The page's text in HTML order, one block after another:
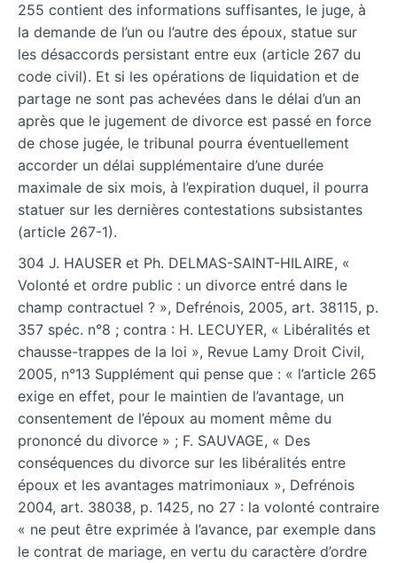
255 contient des informations suffisantes, le juge, à
la demande de l’un ou l’autre des époux, statue sur
les désaccords persistant entre eux (article 267 du
code civil). Et si les opérations de liquidation et de
partage ne sont pas achevées dans le délai d’un an
après que le jugement de divorce est passé en force
de chose jugée, le tribunal pourra éventuellement
accorder un délai supplémentaire d’une durée
maximale de six mois, à l’expiration duquel, il pourra
statuer sur les dernières contestations subsistantes
(article 267-1).
304 J. HAUSER et Ph. DELMAS-SAINT-HILAIRE, «
Volonté et ordre public : un divorce entré dans le
champ contractuel ? », Defrénois, 2005, art. 38115, p.
357 spéc. n°8 ; contra : H. LECUYER, « Libéralités et
chausse-trappes de la loi », Revue Lamy Droit Civil,
2005, n°13 Supplément qui pense que : « l’article 265
exige en effet, pour le maintien de l’avantage, un
consentement de l’époux au moment même du
prononcé du divorce » ; F. SAUVAGE, « Des
conséquences du divorce sur les libéralités entre
époux et les avantages matrimoniaux », Defrénois
2004, art. 38038, p. 1425, no 27 : la volonté contraire
« ne peut être exprimée à l’avance, par exemple dans
le contrat de mariage, en vertu du caractère d’ordre